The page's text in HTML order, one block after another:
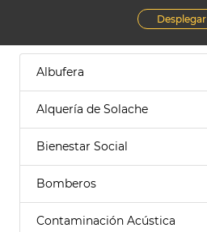
Desplegar
Albufera
Alquería de Solache
Bienestar Social
Bomberos
Contaminación Acústica